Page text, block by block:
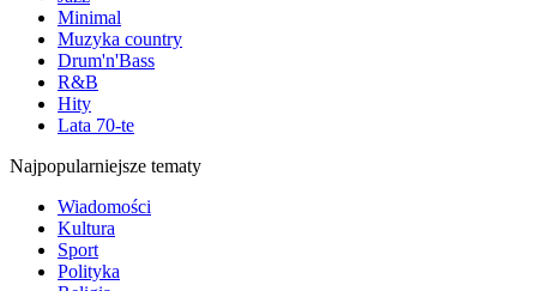
Minimal
Muzyka country
Drum'n'Bass
R&B
Hity
Lata 70-te
Najpopularniejsze tematy
Wiadomości
Kultura
Sport
Polityka